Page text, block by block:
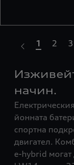
начин.
йонната
спортна
двигател.
e-hybrid
1 2 3